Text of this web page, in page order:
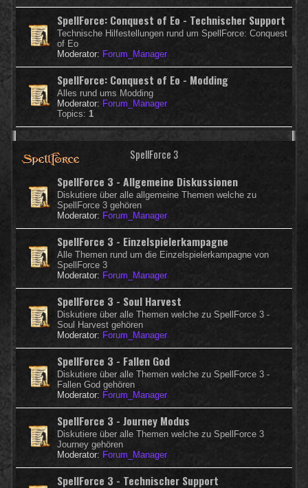
SpellForce: Conquest of Eo - Technischer Support
Technische Hilfestellungen rund um SpellForce: Conquest
of Eo
Moderator: Forum_Manager
SpellForce: Conquest of Eo - Modding
Alles rund ums Modding
Moderator: Forum_Manager
Topics: 1
SpellForce 3
SpellForce 3 - Allgemeine Diskussionen
Diskutiere über alle allgemeine Themen welche zu
SpellForce 3 gehören
Moderator: Forum_Manager
SpellForce 3 - Einzelspielerkampagne
Alle Themen rund um die Einzelspielerkampagne von
SpellForce 3
Moderator: Forum_Manager
SpellForce 3 - Soul Harvest
Diskutiere über alle Themen welche zu SpellForce 3 -
Soul Harvest gehören
Moderator: Forum_Manager
SpellForce 3 - Fallen God
Diskutiere über alle Themen welche zu SpellForce 3 -
Fallen God gehören
Moderator: Forum_Manager
SpellForce 3 - Journey Modus
Diskutiere über alle Themen welche zu SpellForce 3
Journey gehören
Moderator: Forum_Manager
SpellForce 3 - Technischer Support